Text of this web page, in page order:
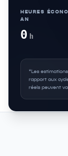
HEURES
AN
0 h
*Les
rapport aux
réels peuvent